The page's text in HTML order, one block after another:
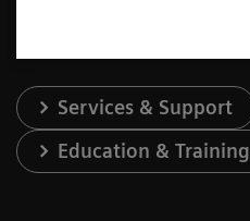
Services & Support
Education & Training